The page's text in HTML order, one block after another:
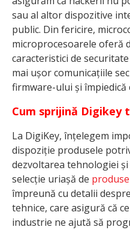
sau al altor dispozitive
public. Din fericire,
microprocesoarele oferă
caracteristici de
mai ușor comunicațiile
firmware-ului și
Cum sprijină Digikey
La DigiKey, înțelegem
dispoziție produsele
dezvoltarea tehnologiei
selecție uriașă de
împreună cu detalii
tehnice, care asigură că
industrie ne ajută să